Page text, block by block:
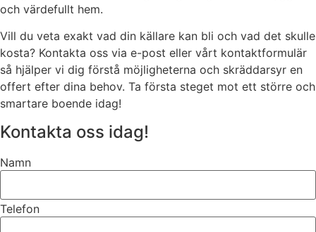
och värdefullt hem.
Vill du veta exakt vad din källare kan bli och vad det skulle
kosta? Kontakta oss via e-post eller vårt kontaktformulär
så hjälper vi dig förstå möjligheterna och skräddarsyr en
offert efter dina behov. Ta första steget mot ett större och
smartare boende idag!
Kontakta oss idag!
Namn
Telefon